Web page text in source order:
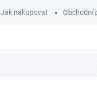
Jak nakupovat Obchodní